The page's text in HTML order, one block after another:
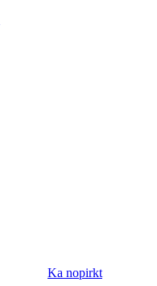
Ka nopirkt